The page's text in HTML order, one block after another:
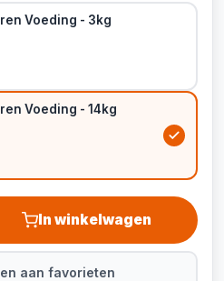
Voeding - 3kg
Voeding - 14kg
In winkelwagen
aan favorieten